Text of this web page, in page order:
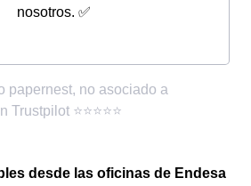
nosotros. ✅
desde las oficinas de Endesa